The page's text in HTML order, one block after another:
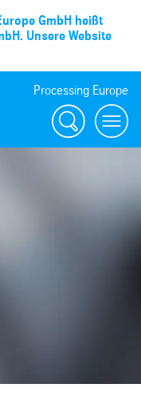
GmbH heißt
Unsere Website
Processing Europe
Suche
menu